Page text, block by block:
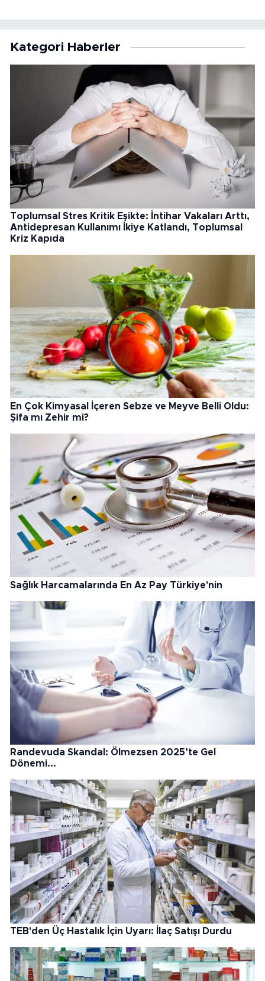
Kategori Haberler
Toplumsal Stres Kritik Eşikte: İntihar Vakaları Arttı,
Antidepresan Kullanımı İkiye Katlandı, Toplumsal
Kriz Kapıda
En Çok Kimyasal İçeren Sebze ve Meyve Belli Oldu:
Şifa mı Zehir mi?
Sağlık Harcamalarında En Az Pay Türkiye'nin
Randevuda Skandal: Ölmezsen 2025’te Gel
Dönemi...
TEB'den Üç Hastalık İçin Uyarı: İlaç Satışı Durdu